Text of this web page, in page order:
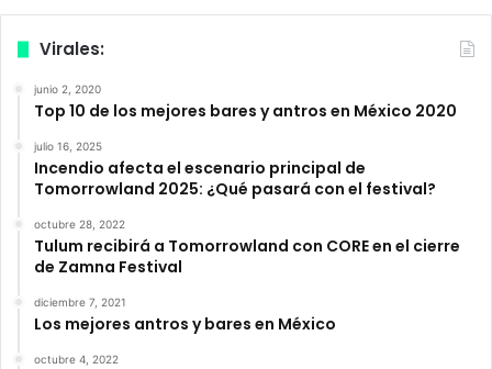
Virales:
junio 2, 2020
Top 10 de los mejores bares y antros en México 2020
julio 16, 2025
Incendio afecta el escenario principal de
Tomorrowland 2025: ¿Qué pasará con el festival?
octubre 28, 2022
Tulum recibirá a Tomorrowland con CORE en el cierre
de Zamna Festival
diciembre 7, 2021
Los mejores antros y bares en México
octubre 4, 2022